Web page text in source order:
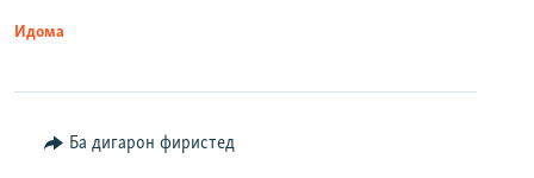
Идома
Ба дигарон фиристед